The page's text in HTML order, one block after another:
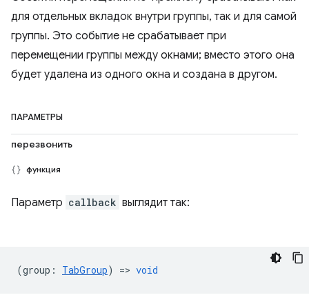
для отдельных вкладок внутри группы, так и для самой
группы. Это событие не срабатывает при
перемещении группы между окнами; вместо этого она
будет удалена из одного окна и создана в другом.
ПАРАМЕТРЫ
перезвонить
функция
Параметр callback выглядит так:
(group : TabGroup) => void